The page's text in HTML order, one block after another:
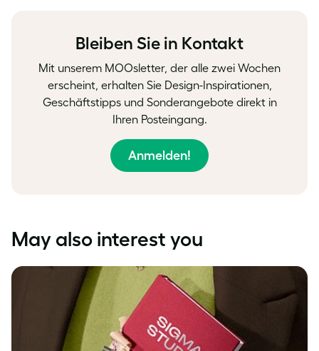
Bleiben Sie in Kontakt
Mit unserem MOOsletter, der alle zwei Wochen
erscheint, erhalten Sie Design-Inspirationen,
Geschäftstipps und Sonderangebote direkt in
Ihren Posteingang.
Anmelden!
May also interest you